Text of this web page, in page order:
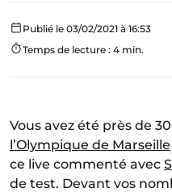
Publié le 03/02/2021 à 16:53
Temps de lecture : 4 min.
Vous avez été près de
l’Olympique de Marseille
ce live commenté avec
de test. Devant vos